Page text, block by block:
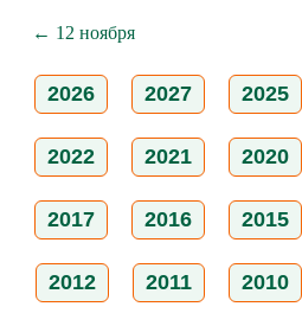
← 12 ноября
2026 2027 2025
2022 2021 2020
2017 2016 2015
2012 2011 2010